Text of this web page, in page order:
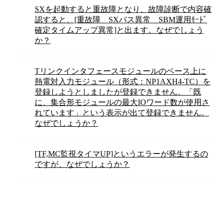
SXを起動すると重故障となり、故障診断で内容確
認すると、[重故障 SXバス異常 SBM運用ﾓｰﾄﾞ
確定タイムアップ異常]と出ます。なぜでしょう
か？
Tリンクインタフェースモジュールのベース上に
熱電対入力モジュール（形式：NP1AXH4-TC）を
登録しようとしましたが登録できません。「既
に、集合形モジュールの最大IOワード数が使用さ
れています」という表示が出て登録できません。
なぜでしょうか？
[TF,MC監視タイマUP]というエラーが発生するの
ですが、なぜでしょうか？